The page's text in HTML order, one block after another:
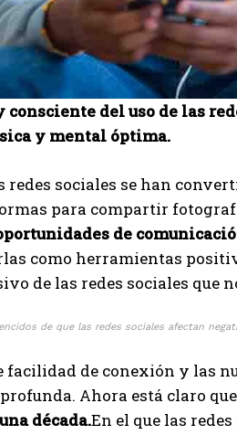
I WANT IN
consciente del uso de las
y mental óptima.
redes sociales se han
para compartir
de
como herramientas
de las redes sociales que
de que las redes sociales afectan
facilidad de conexión y las
Ahora está claro que
década.En el que las